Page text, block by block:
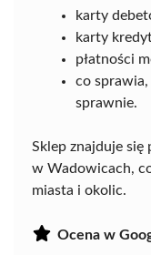
karty
karty
płatności
co sprawia,
sprawnie.
Sklep znajduje się
w Wadowicach,
miasta i okolic.
Ocena w